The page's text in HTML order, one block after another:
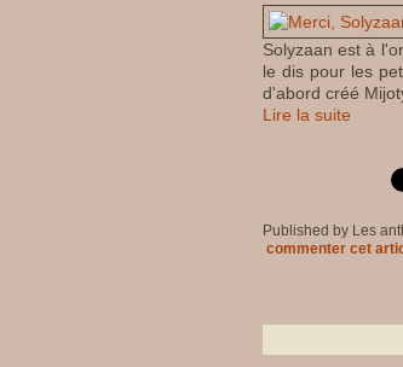
Solyzaan est à
le dis pour les
d'abord créé
Lire la suite
Published by Les
commenter cet